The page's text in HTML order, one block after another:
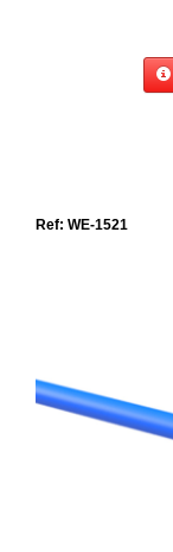
Ref: WE-1521